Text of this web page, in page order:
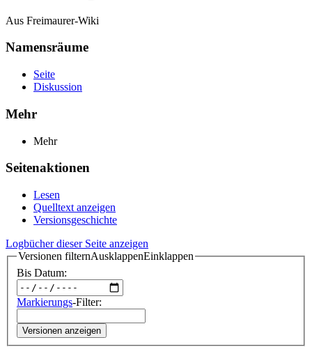
Aus Freimaurer-Wiki
Namensräume
Seite
Diskussion
Mehr
Mehr
Seitenaktionen
Lesen
Quelltext anzeigen
Versionsgeschichte
Logbücher dieser Seite anzeigen
Versionen filternAusklappenEinklappen
Bis Datum:
Markierungs-Filter:
Versionen anzeigen